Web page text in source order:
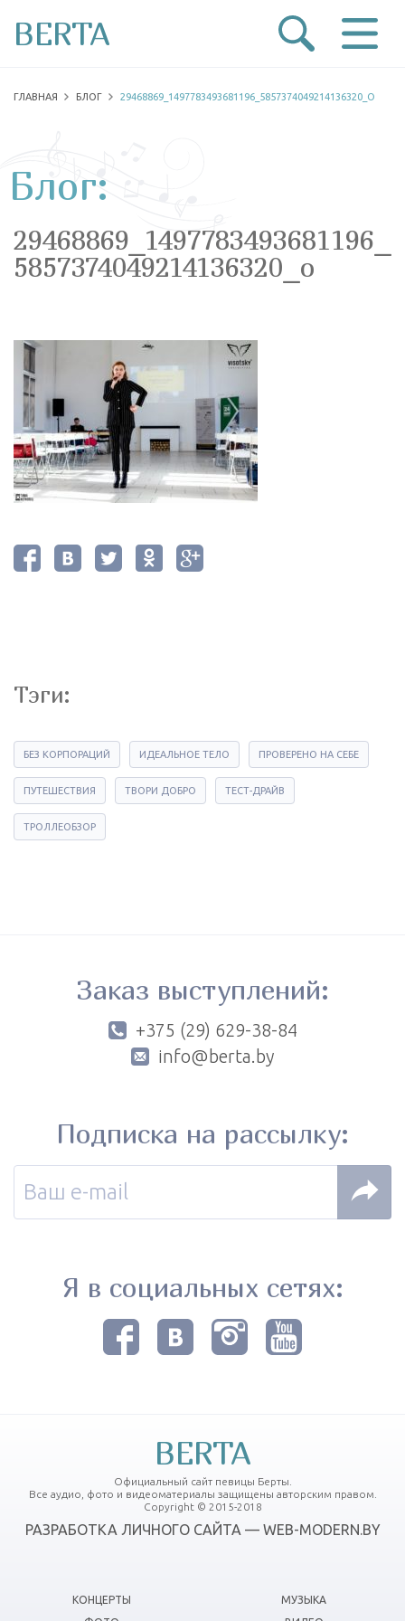
BERTA
ГЛАВНАЯ БЛОГ 29468869_1497783493681196_5857374049214136320_O
Блог:
29468869_1497783493681196_
5857374049214136320_o
Тэги:
БЕЗ КОРПОРАЦИЙ ИДЕАЛЬНОЕ ТЕЛО ПРОВЕРЕНО НА СЕБЕ
ПУТЕШЕСТВИЯ ТВОРИ ДОБРО ТЕСТ-ДРАЙВ
ТРОЛЛЕОБЗОР
Заказ выступлений:
+375 (29) 629-38-84
info@berta.by
Подписка на рассылку:
Я в социальных сетях:
BERTA
Официальный сайт певицы Берты.
Все аудио, фото и видеоматериалы защищены авторским правом.
Copyright © 2015-2018
РАЗРАБОТКА ЛИЧНОГО САЙТА — WEB-MODERN.BY
КОНЦЕРТЫ
МУЗЫКА